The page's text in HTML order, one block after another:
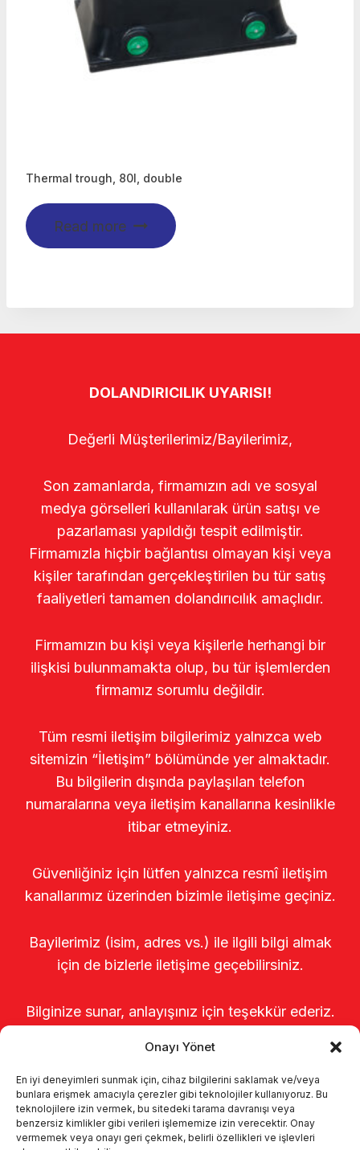
Onayı Yönet
En iyi deneyimleri sunmak için, cihaz bilgilerini saklamak ve/veya
bunlara erişmek amacıyla çerezler gibi teknolojiler kullanıyoruz. Bu
teknolojilere izin vermek, bu sitedeki tarama davranışı veya
benzersiz kimlikler gibi verileri işlememize izin verecektir. Onay
vermemek veya onayı geri çekmek, belirli özellikleri ve işlevleri
Thermal trough, 80l, double
Read more
DOLANDIRICILIK UYARISI!
Değerli Müşterilerimiz/Bayilerimiz,
Son zamanlarda, firmamızın adı ve sosyal
medya görselleri kullanılarak ürün satışı ve
pazarlaması yapıldığı tespit edilmiştir.
Firmamızla hiçbir bağlantısı olmayan kişi veya
kişiler tarafından gerçekleştirilen bu tür satış
faaliyetleri tamamen dolandırıcılık amaçlıdır.
Firmamızın bu kişi veya kişilerle herhangi bir
ilişkisi bulunmamakta olup, bu tür işlemlerden
firmamız sorumlu değildir.
Tüm resmi iletişim bilgilerimiz yalnızca web
sitemizin “İletişim” bölümünde yer almaktadır.
Bu bilgilerin dışında paylaşılan telefon
numaralarına veya iletişim kanallarına kesinlikle
itibar etmeyiniz.
Güvenliğiniz için lütfen yalnızca resmî iletişim
kanallarımız üzerinden bizimle iletişime geçiniz.
Bayilerimiz (isim, adres vs.) ile ilgili bilgi almak
için de bizlerle iletişime geçebilirsiniz.
Bilginize sunar, anlayışınız için teşekkür ederiz.